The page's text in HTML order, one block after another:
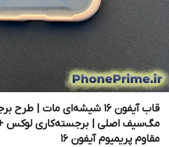
قاب آیفون 16 شیشه‌ای مات | طرح
مگ‌سیف اصلی | برجسته‌کاری لوکس +
مقاوم پریمیوم آیفون 16